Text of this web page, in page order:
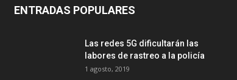
ENTRADAS POPULARES
Las redes 5G dificultarán las
labores de rastreo a la policía
1 agosto, 2019